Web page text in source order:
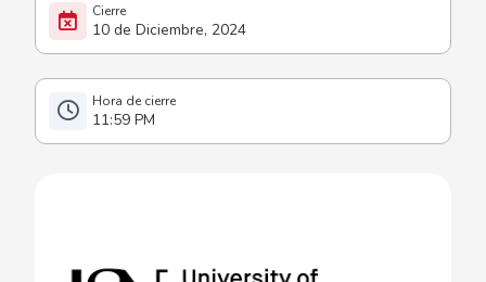
10 de Diciembre, 2024
11:59 PM